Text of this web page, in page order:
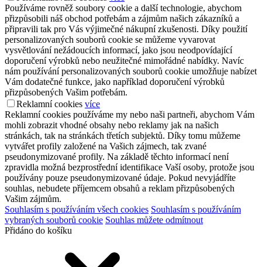
Používáme rovněž soubory cookie a další technologie, abychom
přizpůsobili náš obchod potřebám a zájmům našich zákazníků a
připravili tak pro Vás výjimečné nákupní zkušenosti. Díky použití
personalizovaných souborů cookie se můžeme vyvarovat
vysvětlování nežádoucích informací, jako jsou neodpovídající
doporučení výrobků nebo neužitečné mimořádné nabídky. Navíc
nám používání personalizovaných souborů cookie umožňuje nabízet
Vám dodatečné funkce, jako například doporučení výrobků
přizpůsobených Vašim potřebám.
Reklamní cookies více
Reklamní cookies používáme my nebo naši partneři, abychom Vám
mohli zobrazit vhodné obsahy nebo reklamy jak na našich
stránkách, tak na stránkách třetích subjektů. Díky tomu můžeme
vytvářet profily založené na Vašich zájmech, tak zvané
pseudonymizované profily. Na základě těchto informací není
zpravidla možná bezprostřední identifikace Vaší osoby, protože jsou
používány pouze pseudonymizované údaje. Pokud nevyjádříte
souhlas, nebudete příjemcem obsahů a reklam přizpůsobených
Vašim zájmům.
Souhlasím s používáním všech cookies Souhlasím s používáním
vybraných souborů cookie Souhlas můžete odmítnout
Přidáno do košíku